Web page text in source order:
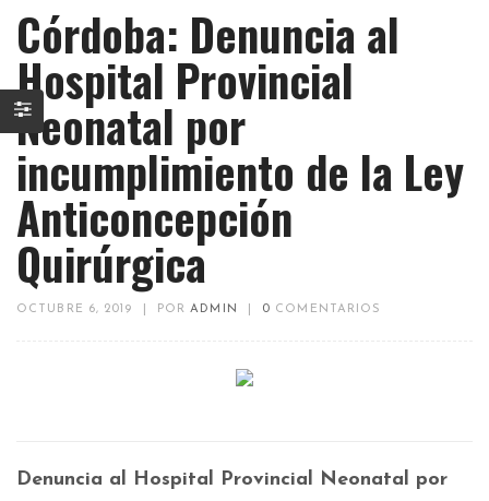
Córdoba: Denuncia al
Hospital Provincial
Neonatal por
incumplimiento de la Ley
Anticoncepción
Quirúrgica
OCTUBRE 6, 2019 PORADMIN 0 COMENTARIOS
Denuncia al Hospital Provincial Neonatal por